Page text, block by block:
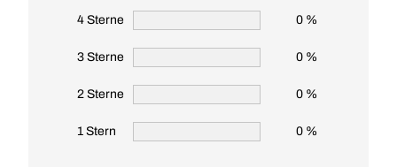
4 Sterne 0 %
3 Sterne 0 %
2 Sterne 0 %
1 Stern 0 %